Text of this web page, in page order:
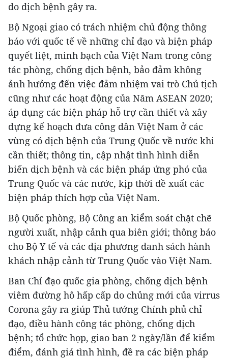
do dịch bệnh gây ra.
Bộ Ngoại giao có trách nhiệm chủ động thông
báo với quốc tế về những chỉ đạo và biện pháp
quyết liệt, minh bạch của Việt Nam trong công
tác phòng, chống dịch bệnh, bảo đảm không
ảnh hưởng đến việc đảm nhiệm vai trò Chủ tịch
cũng như các hoạt động của Năm ASEAN 2020;
áp dụng các biện pháp hỗ trợ cần thiết và xây
dựng kế hoạch đưa công dân Việt Nam ở các
vùng có dịch bệnh của Trung Quốc về nước khi
cần thiết; thông tin, cập nhật tình hình diễn
biến dịch bệnh và các biện pháp ứng phó của
Trung Quốc và các nước, kịp thời đề xuất các
biện pháp thích hợp của Việt Nam.
Bộ Quốc phòng, Bộ Công an kiểm soát chặt chẽ
người xuất, nhập cảnh qua biên giới; thông báo
cho Bộ Y tế và các địa phương danh sách hành
khách nhập cảnh từ Trung Quốc vào Việt Nam.
Ban Chỉ đạo quốc gia phòng, chống dịch bệnh
viêm đường hô hấp cấp do chủng mới của virrus
Corona gây ra giúp Thủ tướng Chính phủ chỉ
đạo, điều hành công tác phòng, chống dịch
bệnh; tổ chức họp, giao ban 2 ngày/lần để kiểm
điểm, đánh giá tình hình, đề ra các biện pháp